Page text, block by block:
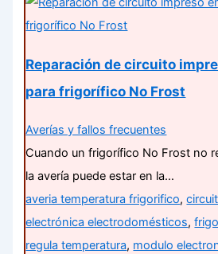
Reparación de circuito
para frigorífico No Frost
Averías y fallos frecuentes
Cuando un frigorífico No Frost no
la avería puede estar en la…
averia temperatura frigorifico,
electrónica electrodomésticos,
regula temperatura, modulo